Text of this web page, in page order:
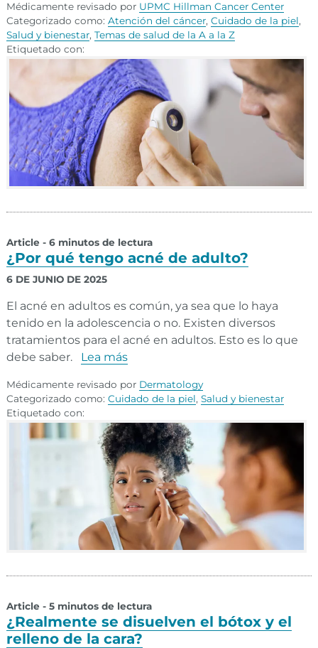
Médicamente revisado por UPMC Hillman Cancer Center
Categorizado como: Atención del cáncer, Cuidado de la piel,
Salud y bienestar, Temas de salud de la A a la Z
Etiquetado con:
Article - 6 minutos de lectura
¿Por qué tengo acné de adulto?
6 DE JUNIO DE 2025
El acné en adultos es común, ya sea que lo haya
tenido en la adolescencia o no. Existen diversos
tratamientos para el acné en adultos. Esto es lo que
debe saber.
Lea más
Médicamente revisado por Dermatology
Categorizado como: Cuidado de la piel, Salud y bienestar
Etiquetado con:
Article - 5 minutos de lectura
¿Realmente se disuelven el bótox y el
relleno de la cara?